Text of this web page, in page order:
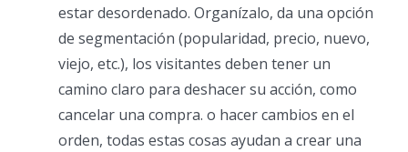
estar desordenado. Organízalo, da una opción
de segmentación (popularidad, precio, nuevo,
viejo, etc.), los visitantes deben tener un
camino claro para deshacer su acción, como
cancelar una compra. o hacer cambios en el
orden, todas estas cosas ayudan a crear una